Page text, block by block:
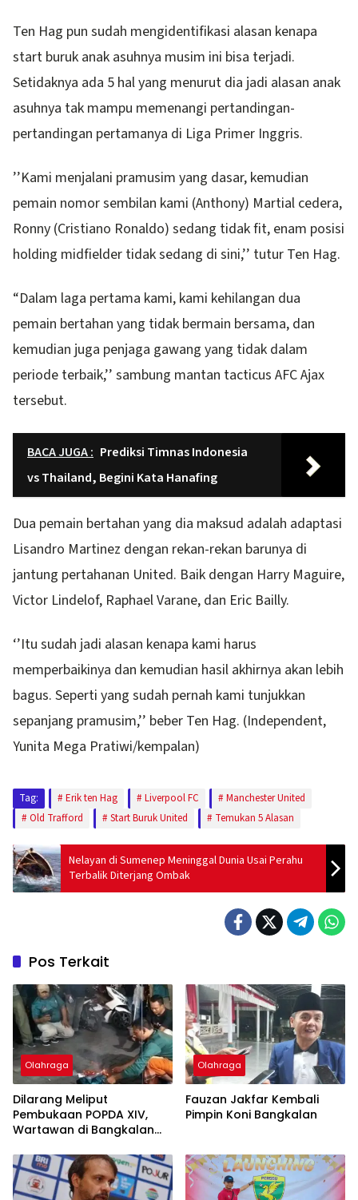
Ten Hag pun sudah mengidentifikasi alasan kenapa
start buruk anak asuhnya musim ini bisa terjadi.
Setidaknya ada 5 hal yang menurut dia jadi alasan anak
asuhnya tak mampu memenangi pertandingan-
pertandingan pertamanya di Liga Primer Inggris.
’’Kami menjalani pramusim yang dasar, kemudian
pemain nomor sembilan kami (Anthony) Martial cedera,
Ronny (Cristiano Ronaldo) sedang tidak fit, enam posisi
holding midfielder tidak sedang di sini,’’ tutur Ten Hag.
“Dalam laga pertama kami, kami kehilangan dua
pemain bertahan yang tidak bermain bersama, dan
kemudian juga penjaga gawang yang tidak dalam
periode terbaik,’’ sambung mantan tacticus AFC Ajax
tersebut.
BACA JUGA : Prediksi Timnas Indonesia
vs Thailand, Begini Kata Hanafing
Dua pemain bertahan yang dia maksud adalah adaptasi
Lisandro Martinez dengan rekan-rekan barunya di
jantung pertahanan United. Baik dengan Harry Maguire,
Victor Lindelof, Raphael Varane, dan Eric Bailly.
‘’Itu sudah jadi alasan kenapa kami harus
memperbaikinya dan kemudian hasil akhirnya akan lebih
bagus. Seperti yang sudah pernah kami tunjukkan
sepanjang pramusim,’’ beber Ten Hag. (Independent,
Yunita Mega Pratiwi/kempalan)
Tag: Erik ten Hag Liverpool FC
Manchester United
Old Trafford
Start Buruk United Temukan 5 Alasan
Nelayan di Sumenep Meninggal Dunia Usai Perahu
Terbalik Diterjang Ombak
Pos Terkait
Olahraga
Dilarang Meliput
Pembukaan POPDA XIV,
Wartawan di Bangkalan
Olahraga
Fauzan Jakfar Kembali
Pimpin Koni Bangkalan